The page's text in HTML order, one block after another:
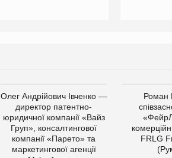
Олег Андрійович Івченко —
директор патентно-
юридичної компанії «Вайз
Груп», консалтингової
компанії «Парето» та
маркетингової агенції
Роман
FRLG